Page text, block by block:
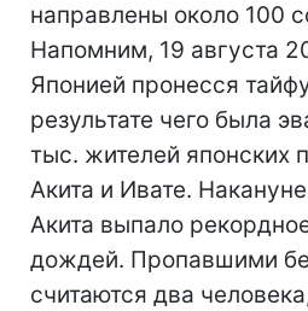
направлены около 100
Напомним, 19 августа
Японией пронесся
результате чего была
тыс. жителей японских
Акита и Ивате.
Акита выпало
дождей. Пропавшими
считаются два